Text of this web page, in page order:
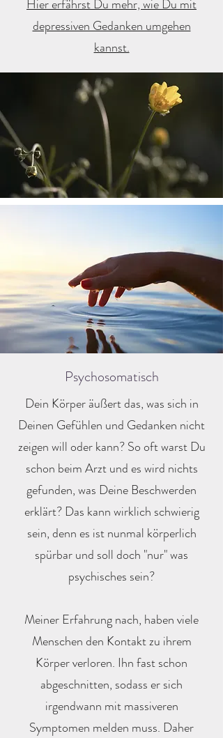
Hier erfährst Du mehr, wie Du mit
depressiven Gedanken umgehen
kannst.
Psychosomatisch
Dein Körper äußert das, was sich in
Deinen Gefühlen und Gedanken nicht
zeigen will oder kann? So oft warst Du
schon beim Arzt und es wird nichts
gefunden, was Deine Beschwerden
erklärt? Das kann wirklich schwierig
sein, denn es ist nunmal körperlich
spürbar und soll doch "nur" was
psychisches sein?
Meiner Erfahrung nach, haben viele
Menschen den Kontakt zu ihrem
Körper verloren. Ihn fast schon
abgeschnitten, sodass er sich
irgendwann mit massiveren
Symptomen melden muss. Daher